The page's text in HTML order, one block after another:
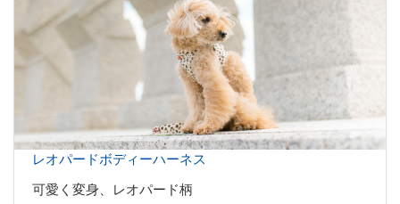
レオパードボディーハーネス
可愛く変身、レオパード柄